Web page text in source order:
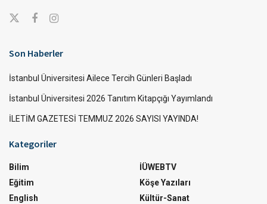
Son Haberler
İstanbul Üniversitesi Ailece Tercih Günleri Başladı
İstanbul Üniversitesi 2026 Tanıtım Kitapçığı Yayımlandı
İLETİM GAZETESİ TEMMUZ 2026 SAYISI YAYINDA!
Kategoriler
Bilim
Eğitim
English
İÜWEBTV
Köşe Yazıları
Kültür-Sanat